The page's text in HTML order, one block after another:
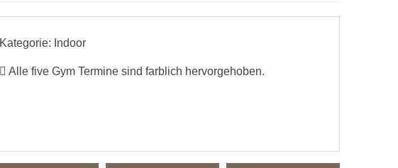
Kategorie: Indoor
Alle five Gym Termine sind farblich hervorgehoben.